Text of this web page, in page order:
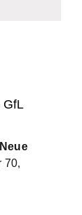
GfL
70,